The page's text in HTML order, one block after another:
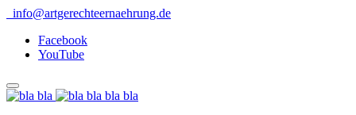
info@artgerechteernaehrung.de
Facebook
YouTube
bla bla